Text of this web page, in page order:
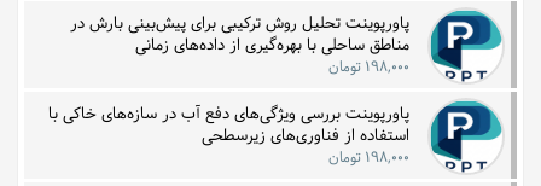
پاورپوینت تحلیل روش ترکیبی برای پیش‌بینی بارش در
مناطق ساحلی با بهره‌گیری از داده‌های زمانی
۱۹۸,۰۰۰ تومان
پاورپوینت بررسی ویژگی‌های دفع آب در سازه‌های خاکی با
استفاده از فناوری‌های زیرسطحی
۱۹۸,۰۰۰ تومان